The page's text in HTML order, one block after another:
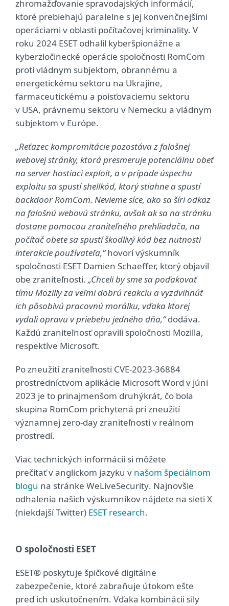
zhromažďovanie spravodajských informácií,
ktoré prebiehajú paralelne s jej konvenčnejšími
operáciami v oblasti počítačovej kriminality. V
roku 2024 ESET odhalil kyberšpionážne a
kyberzločinecké operácie spoločnosti RomCom
proti vládnym subjektom, obrannému a
energetickému sektoru na Ukrajine,
farmaceutickému a poisťovaciemu sektoru
v USA, právnemu sektoru v Nemecku a vládnym
subjektom v Európe.
„Reťazec kompromitácie pozostáva z falošnej
webovej stránky, ktorá presmeruje potenciálnu obeť
na server hostiaci exploit, a v prípade úspechu
exploitu sa spustí shellkód, ktorý stiahne a spustí
backdoor RomCom. Nevieme síce, ako sa šíri odkaz
na falošnú webovú stránku, avšak ak sa na stránku
dostane pomocou zraniteľného prehliadača, na
počítač obete sa spustí škodlivý kód bez nutnosti
interakcie používateľa,“hovorí výskumník
spoločnosti ESET Damien Schaeffer, ktorý objavil
obe zraniteľnosti. „Chceli by sme sa poďakovať
tímu Mozilly za veľmi dobrú reakciu a vyzdvihnúť
ich pôsobivú pracovnú morálku, vďaka ktorej
vydali opravu v priebehu jedného dňa,“dodáva.
Každú zraniteľnosť opravili spoločnosti Mozilla,
respektíve Microsoft.
Po zneužití zraniteľnosti CVE-2023-36884
prostredníctvom aplikácie Microsoft Word v júni
2023 je to prinajmenšom druhýkrát, čo bola
skupina RomCom prichytená pri zneužití
významnej zero-day zraniteľnosti v reálnom
prostredí.
Viac technických informácií si môžete
prečítaťv anglickom jazyku v našom špeciálnom
blogu na stránke WeLiveSecurity. Najnovšie
odhalenia našich výskumníkov nájdete na sieti X
(niekdajší Twitter) ESET research.
O spoločnosti ESET
ESET® poskytuje špičkové digitálne
zabezpečenie, ktoré zabraňuje útokom ešte
pred ich uskutočnením. Vďaka kombinácii sily